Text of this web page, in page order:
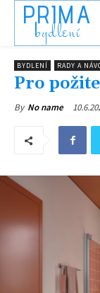
PRIMA
bydlení
BYDLENÍ RADY A
Pro
By No name